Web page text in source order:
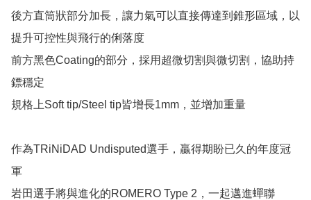
後方直筒狀部分加長，讓力氣可以直接傳達到錐形區域，以
提升可控性與飛行的俐落度
前方黑色Coating的部分，採用超微切割與微切割，協助持
鏢穩定
規格上Soft tip/Steel tip皆增長1mm，並增加重量
作為TRiNiDAD Undisputed選手，贏得期盼已久的年度冠
軍
岩田選手將與進化的ROMERO Type 2，一起邁進蟬聯